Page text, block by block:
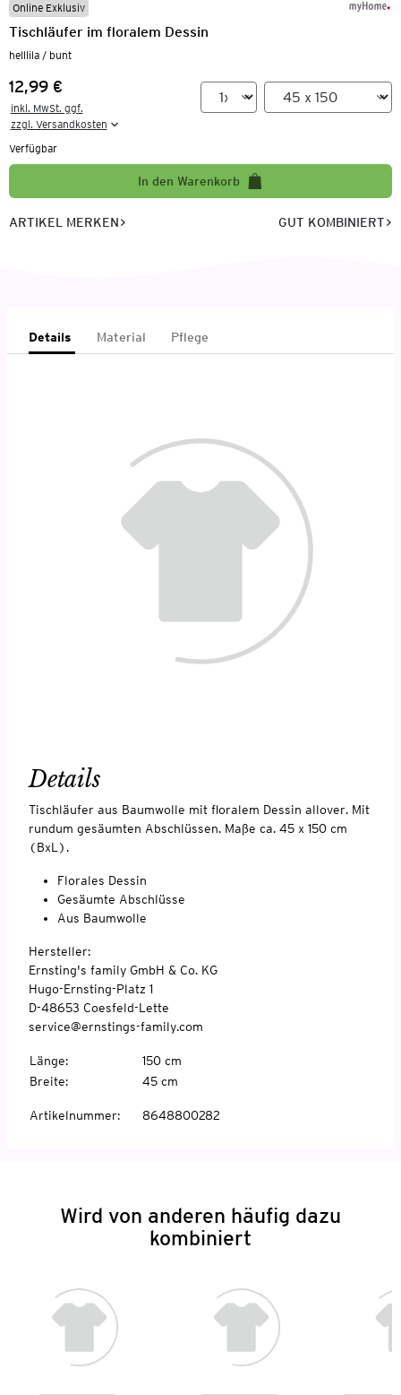
Online Exklusiv
Tischläufer im floralem Dessin
helllila / bunt
Preis:
12,99 €
inkl. MwSt. ggf.
zzgl. Versandkosten
Verfügbar
In den Warenkorb
ARTIKEL MERKEN GUT KOMBINIERT
Details Material Pflege
Details
Tischläufer aus Baumwolle mit floralem Dessin allover. Mit
rundum gesäumten Abschlüssen. Maße ca. 45 x 150 cm
(BxL).
Florales Dessin
Gesäumte Abschlüsse
Aus Baumwolle
Hersteller:
Ernsting's family GmbH & Co. KG
Hugo-Ernsting-Platz 1
D-48653 Coesfeld-Lette
service@ernstings-family.com
Länge:
150 cm
Breite: 45 cm
Artikelnummer: 8648800282
Wird von anderen häufig dazu
kombiniert